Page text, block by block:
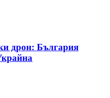
дрон: България